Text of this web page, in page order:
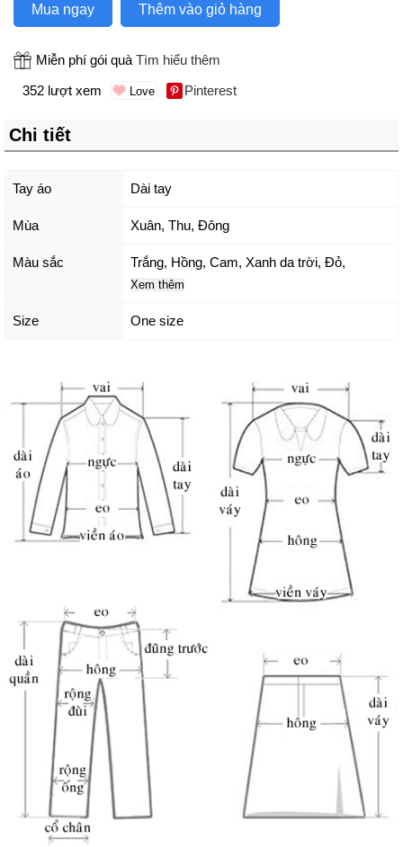
Mua ngay Thêm vào giỏ hàng
Miễn phí gói quà Tìm hiểu thêm
352 lượt xem
Pinterest
Chi tiết
Tay áo Dài tay
Mùa Xuân, Thu, Đông
Màu sắc Trắng, Hồng, Cam, Xanh da trời, Đỏ,
Xem thêm
Size One size